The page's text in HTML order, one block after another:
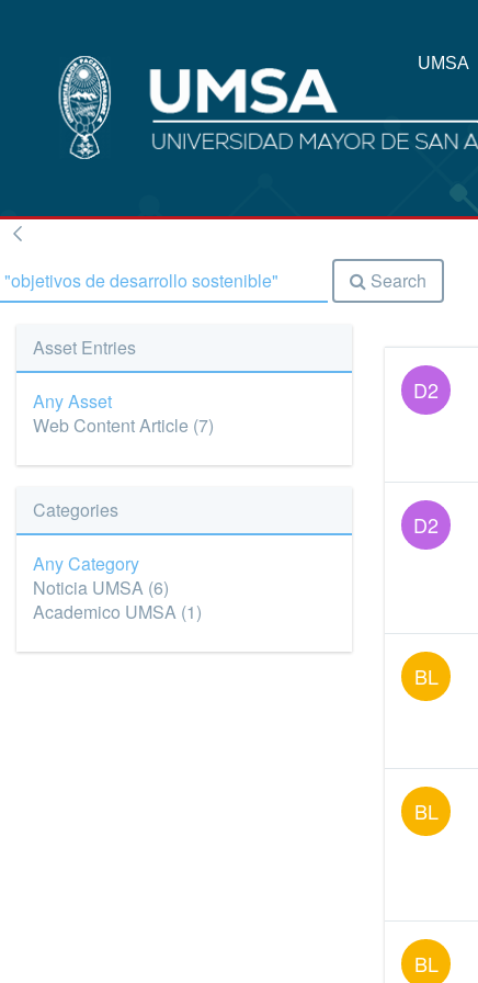
UMSA
Search
Asset Entries
Any Asset
Web Content Article (7)
Categories
Any Category
Noticia UMSA (6)
Academico UMSA (1)
D2
D2
BL
BL
BL